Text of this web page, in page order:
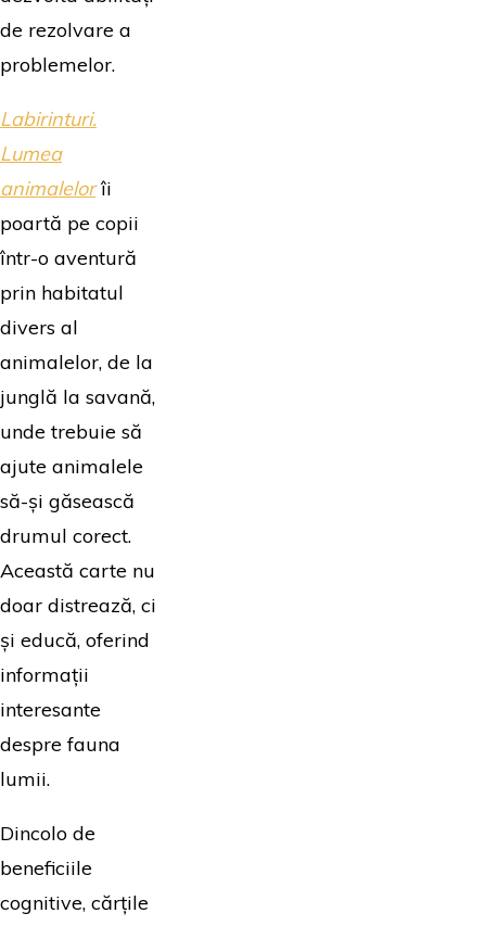
de rezolvare a
problemelor.
Labirinturi.
Lumea
animalelorîi
poartă pe copii
într-o aventură
prin habitatul
divers al
animalelor, de la
junglă la savană,
unde trebuie să
ajute animalele
să-și găsească
drumul corect.
Această carte nu
doar distrează, ci
și educă, oferind
informații
interesante
despre fauna
lumii.
Dincolo de
beneficiile
cognitive, cărțile